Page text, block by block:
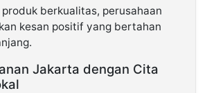
berkualitas, perusahaan
kesan positif yang bertahan
Jakarta dengan Cita